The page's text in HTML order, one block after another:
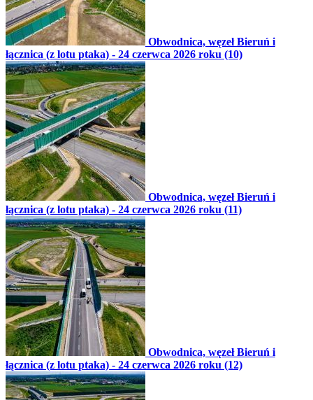
Obwodnica, węzeł Bieruń i
łącznica (z lotu ptaka) - 24 czerwca 2026 roku (10)
Obwodnica, węzeł Bieruń i
łącznica (z lotu ptaka) - 24 czerwca 2026 roku (11)
Obwodnica, węzeł Bieruń i
łącznica (z lotu ptaka) - 24 czerwca 2026 roku (12)